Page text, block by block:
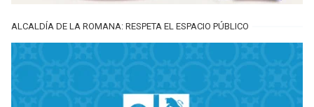
ALCALDÍA DE LA ROMANA: RESPETA EL ESPACIO PÚBLICO